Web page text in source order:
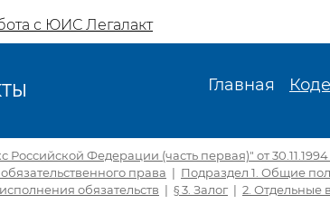
с ЮИС Легалакт
Главная
Российской Федерации (часть первая)" от 30.11.1994
права | Подраздел 1. Общие
обязательств | § 3. Залог | 2. Отдельные